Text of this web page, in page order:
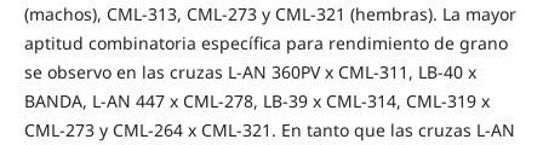
(machos), CML-313, CML-273 y CML-321 (hembras). La mayor
aptitud combinatoria específica para rendimiento de grano
se observo en las cruzas L-AN 360PV x CML-311, LB-40 x
BANDA, L-AN 447 x CML-278, LB-39 x CML-314, CML-319 x
CML-273 y CML-264 x CML-321. En tanto que las cruzas L-AN